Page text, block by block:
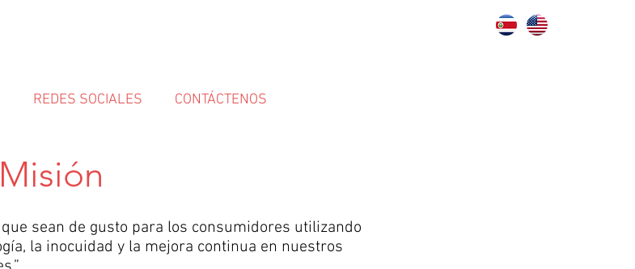
REDES SOCIALES CONTÁCTENOS
Misión
sean de gusto para los consumidores utilizando
la inocuidad y la mejora continua en nuestros